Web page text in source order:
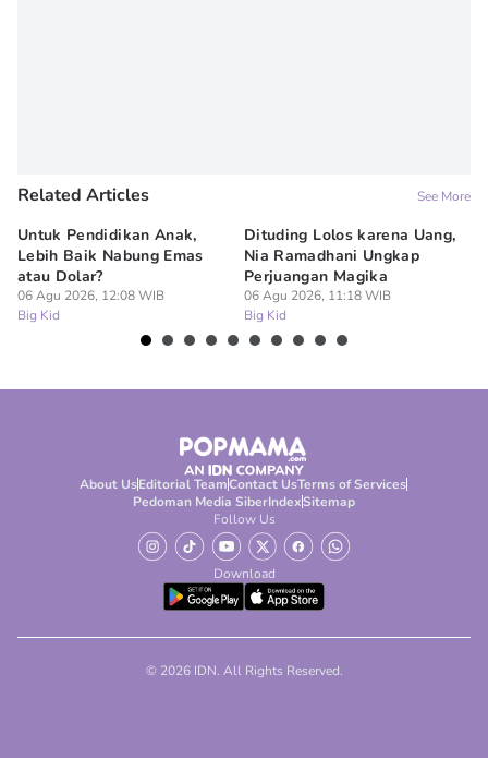
Related Articles See More
Untuk Pendidikan Anak,
Lebih Baik Nabung Emas
atau Dolar?
06 Agu 2026, 12:08 WIB
Big Kid
Dituding Lolos karena Uang,
Nia Ramadhani Ungkap
Perjuangan Magika
06 Agu 2026, 11:18 WIB
Big Kid
About UsEditorial TeamContact UsTerms of Services
Pedoman Media SiberIndexSitemap
Follow Us
Download
© 2026 IDN. All Rights Reserved.